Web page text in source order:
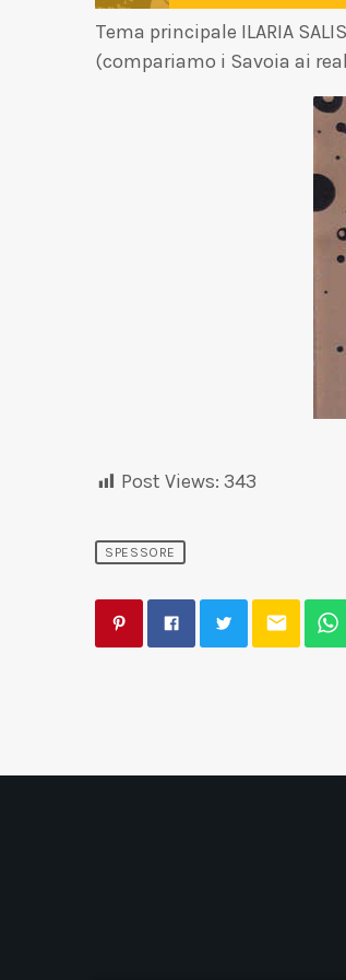
Tema principale ILARIA
(compariamo i Savoia ai
Post Views: 343
SPESSORE
email